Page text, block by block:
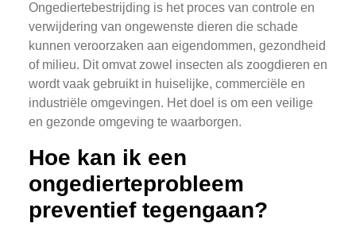
Ongediertebestrijding is het proces van controle en
verwijdering van ongewenste dieren die schade
kunnen veroorzaken aan eigendommen, gezondheid
of milieu. Dit omvat zowel insecten als zoogdieren en
wordt vaak gebruikt in huiselijke, commerciële en
industriële omgevingen. Het doel is om een veilige
en gezonde omgeving te waarborgen.
Hoe kan ik een
ongedierteprobleem
preventief tegengaan?